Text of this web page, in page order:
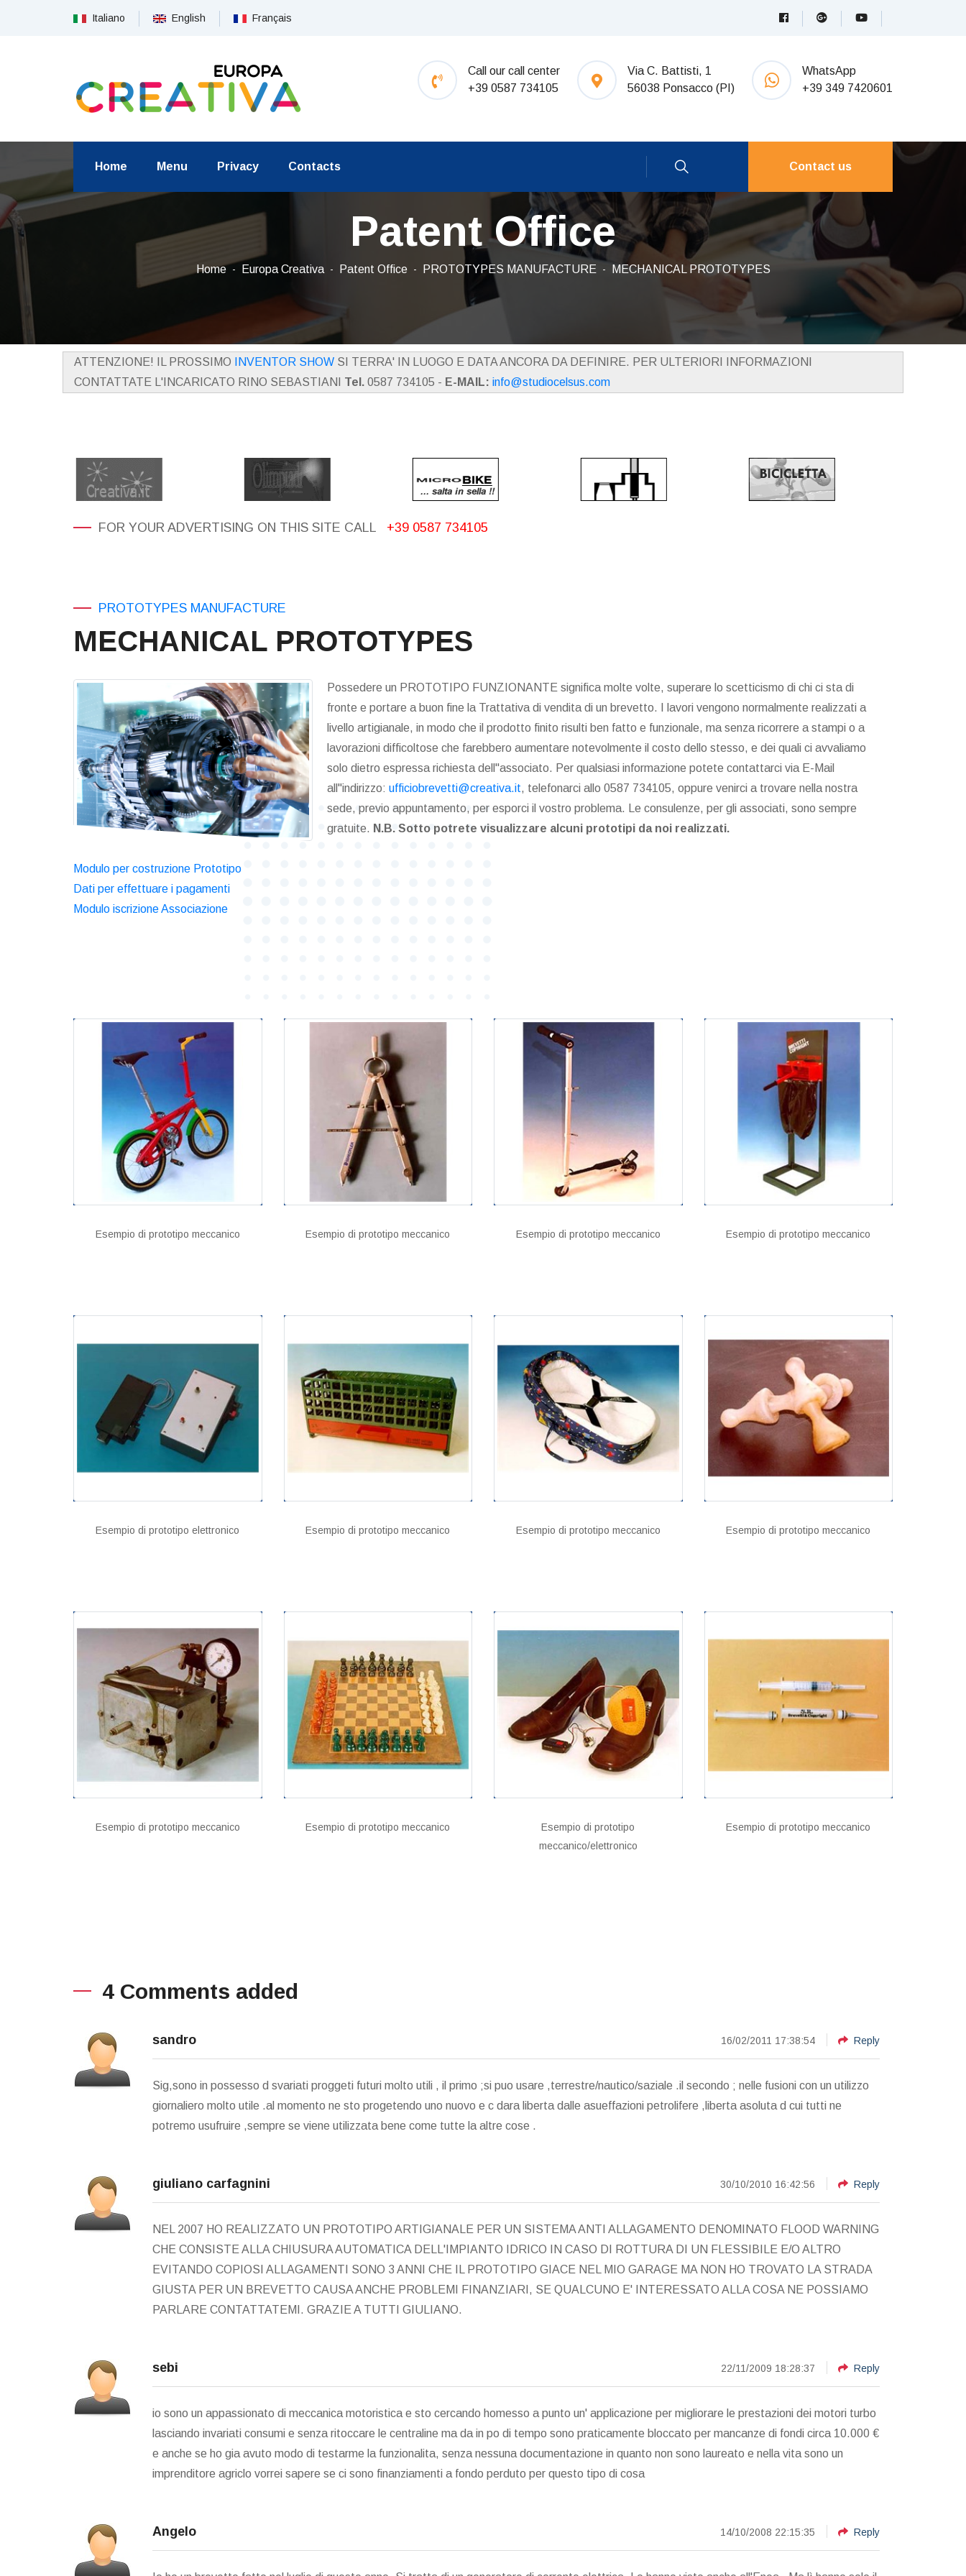
Italiano English Français
Call our call center
+39 0587 734105
Via C. Battisti, 1
56038 Ponsacco (PI)
WhatsApp
+39 349 7420601
Home Menu Privacy Contacts Contact us
Patent Office
Home Europa Creativa Patent Office PROTOTYPES MANUFACTURE MECHANICAL PROTOTYPES
ATTENZIONE! IL PROSSIMO INVENTOR SHOW SI TERRA' IN LUOGO E DATA ANCORA DA DEFINIRE. PER ULTERIORI INFORMAZIONI
CONTATTATE L'INCARICATO RINO SEBASTIANI Tel. 0587 734105 - E-MAIL: info@studiocelsus.com
FOR YOUR ADVERTISING ON THIS SITE CALL +39 0587 734105
PROTOTYPES MANUFACTURE
MECHANICAL PROTOTYPES
Possedere un PROTOTIPO FUNZIONANTE significa molte volte, superare lo scetticismo di chi ci sta di
fronte e portare a buon fine la Trattativa di vendita di un brevetto. I lavori vengono normalmente realizzati a
livello artigianale, in modo che il prodotto finito risulti ben fatto e funzionale, ma senza ricorrere a stampi o a
lavorazioni difficoltose che farebbero aumentare notevolmente il costo dello stesso, e dei quali ci avvaliamo
solo dietro espressa richiesta dell"associato. Per qualsiasi informazione potete contattarci via E-Mail
all"indirizzo: ufficiobrevetti@creativa.it, telefonarci allo 0587 734105, oppure venirci a trovare nella nostra
sede, previo appuntamento, per esporci il vostro problema. Le consulenze, per gli associati, sono sempre
gratuite. N.B. Sotto potrete visualizzare alcuni prototipi da noi realizzati.
Modulo per costruzione Prototipo
Dati per effettuare i pagamenti
Modulo iscrizione Associazione
Esempio di prototipo meccanico Esempio di prototipo meccanico Esempio di prototipo meccanico Esempio di prototipo meccanico
Esempio di prototipo elettronico Esempio di prototipo meccanico Esempio di prototipo meccanico Esempio di prototipo meccanico
Esempio di prototipo meccanico Esempio di prototipo meccanico
Esempio di prototipo
meccanico/elettronico
Esempio di prototipo meccanico
4 Comments added
sandro 16/02/2011 17:38:54 Reply
Sig,sono in possesso d svariati proggeti futuri molto utili , il primo ;si puo usare ,terrestre/nautico/saziale .il secondo ; nelle fusioni con un utilizzo
giornaliero molto utile .al momento ne sto progetendo uno nuovo e c dara liberta dalle asueffazioni petrolifere ,liberta asoluta d cui tutti ne
potremo usufruire ,sempre se viene utilizzata bene come tutte la altre cose .
giuliano carfagnini 30/10/2010 16:42:56 Reply
NEL 2007 HO REALIZZATO UN PROTOTIPO ARTIGIANALE PER UN SISTEMA ANTI ALLAGAMENTO DENOMINATO FLOOD WARNING
CHE CONSISTE ALLA CHIUSURA AUTOMATICA DELL'IMPIANTO IDRICO IN CASO DI ROTTURA DI UN FLESSIBILE E/O ALTRO
EVITANDO COPIOSI ALLAGAMENTI SONO 3 ANNI CHE IL PROTOTIPO GIACE NEL MIO GARAGE MA NON HO TROVATO LA STRADA
GIUSTA PER UN BREVETTO CAUSA ANCHE PROBLEMI FINANZIARI, SE QUALCUNO E' INTERESSATO ALLA COSA NE POSSIAMO
PARLARE CONTATTATEMI. GRAZIE A TUTTI GIULIANO.
sebi 22/11/2009 18:28:37 Reply
io sono un appassionato di meccanica motoristica e sto cercando homesso a punto un' applicazione per migliorare le prestazioni dei motori turbo
lasciando invariati consumi e senza ritoccare le centraline ma da in po di tempo sono praticamente bloccato per mancanze di fondi circa 10.000 €
e anche se ho gia avuto modo di testarme la funzionalita, senza nessuna documentazione in quanto non sono laureato e nella vita sono un
imprenditore agriclo vorrei sapere se ci sono finanziamenti a fondo perduto per questo tipo di cosa
Angelo 14/10/2008 22:15:35 Reply